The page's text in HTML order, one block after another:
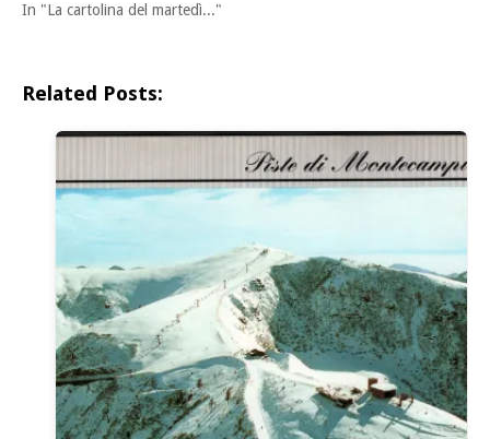
In "La cartolina del martedì..."
Related Posts: